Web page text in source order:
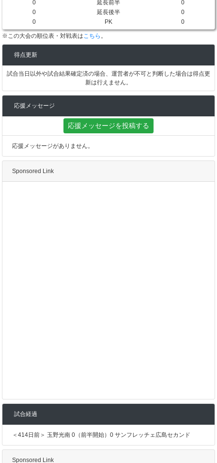
0
延長前半
0
0
延長後半
0
0
PK 0
※この大会の順位表・対戦表はこちら 。
得点更新
試合当日以外や試合結果確定済の場合、運営者が不可と判断した場合は得点更
新は行えません。
応援メッセージ
応援メッセージを投稿する
応援メッセージがありません。
Sponsored Link
試合経過
＜414日前＞ 玉野光南 0（前半開始）0 サンフレッチェ広島セカンド
Sponsored Link